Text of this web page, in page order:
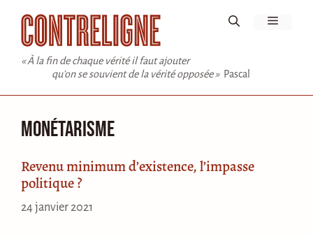
contenu
« À la fin de chaque vérité il faut ajouter
qu'on se souvient de la vérité opposée » Pascal
Menu
monétarisme
Revenu minimum d’existence, l’impasse
politique ?
24 janvier 2021